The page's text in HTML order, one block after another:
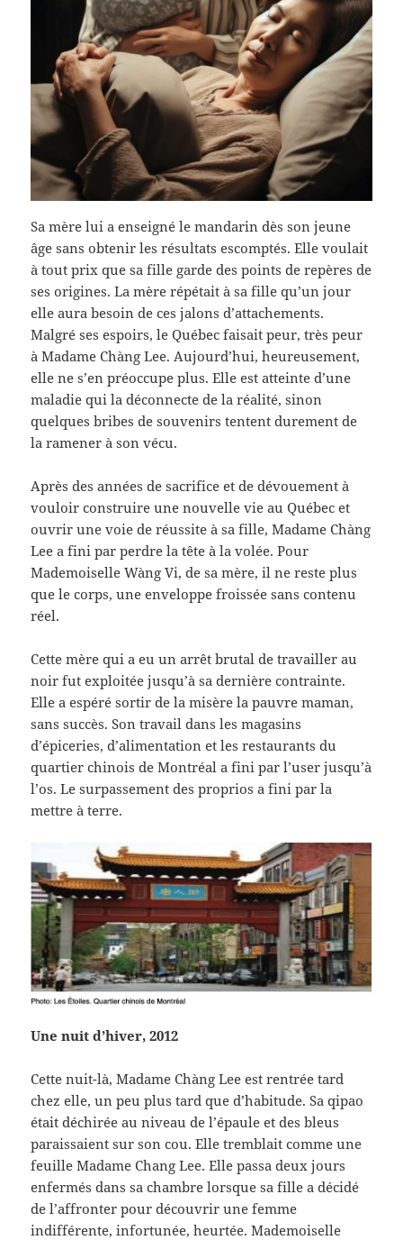
Sa mère lui a enseigné le mandarin dès son jeune
âge sans obtenir les résultats escomptés. Elle voulait
à tout prix que sa fille garde des points de repères de
ses origines. La mère répétait à sa fille qu’un jour
elle aura besoin de ces jalons d’attachements.
Malgré ses espoirs, le Québec faisait peur, très peur
à Madame Chàng Lee. Aujourd’hui, heureusement,
elle ne s’en préoccupe plus. Elle est atteinte d’une
maladie qui la déconnecte de la réalité, sinon
quelques bribes de souvenirs tentent durement de
la ramener à son vécu.
Après des années de sacrifice et de dévouement à
vouloir construire une nouvelle vie au Québec et
ouvrir une voie de réussite à sa fille, Madame Chàng
Lee a fini par perdre la tête à la volée. Pour
Mademoiselle Wàng Vi, de sa mère, il ne reste plus
que le corps, une enveloppe froissée sans contenu
réel.
Cette mère qui a eu un arrêt brutal de travailler au
noir fut exploitée jusqu’à sa dernière contrainte.
Elle a espéré sortir de la misère la pauvre maman,
sans succès. Son travail dans les magasins
d’épiceries, d’alimentation et les restaurants du
quartier chinois de Montréal a fini par l’user jusqu’à
l’os. Le surpassement des proprios a fini par la
mettre à terre.
Une nuit d’hiver, 2012
Cette nuit-là, Madame Chàng Lee est rentrée tard
chez elle, un peu plus tard que d’habitude. Sa qipao
était déchirée au niveau de l’épaule et des bleus
paraissaient sur son cou. Elle tremblait comme une
feuille Madame Chang Lee. Elle passa deux jours
enfermés dans sa chambre lorsque sa fille a décidé
de l’affronter pour découvrir une femme
indifférente, infortunée, heurtée. Mademoiselle